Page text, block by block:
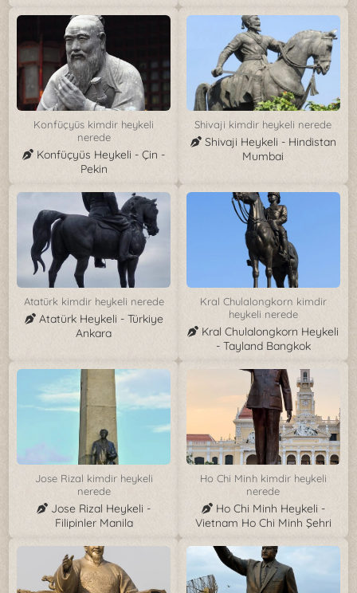
Konfüçyüs kimdir heykeli
nerede
Konfüçyüs Heykeli - Çin -
Pekin
Shivaji kimdir heykeli nerede
Shivaji Heykeli - Hindistan
Mumbai
Atatürk kimdir heykeli nerede
Atatürk Heykeli - Türkiye
Ankara
Kral Chulalongkorn kimdir
heykeli nerede
Kral Chulalongkorn Heykeli
- Tayland Bangkok
Jose Rizal kimdir heykeli
nerede
Jose Rizal Heykeli -
Filipinler Manila
Ho Chi Minh kimdir heykeli
nerede
Ho Chi Minh Heykeli -
Vietnam Ho Chi Minh Şehri